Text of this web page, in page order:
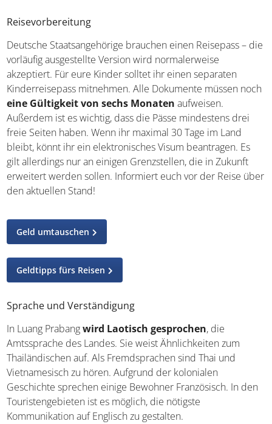
Reisevorbereitung
Deutsche Staatsangehörige brauchen einen Reisepass – die
vorläufig ausgestellte Version wird normalerweise
akzeptiert. Für eure Kinder solltet ihr einen separaten
Kinderreisepass mitnehmen. Alle Dokumente müssen noch
eine Gültigkeit von sechs Monaten aufweisen.
Außerdem ist es wichtig, dass die Pässe mindestens drei
freie Seiten haben. Wenn ihr maximal 30 Tage im Land
bleibt, könnt ihr ein elektronisches Visum beantragen. Es
gilt allerdings nur an einigen Grenzstellen, die in Zukunft
erweitert werden sollen. Informiert euch vor der Reise über
den aktuellen Stand!
Geld umtauschen
Geldtipps fürs Reisen
Sprache und Verständigung
In Luang Prabangwird Laotisch gesprochen, die
Amtssprache des Landes. Sie weist Ähnlichkeiten zum
Thailändischen auf. Als Fremdsprachen sind Thai und
Vietnamesisch zu hören. Aufgrund der kolonialen
Geschichte sprechen einige Bewohner Französisch. In den
Touristengebieten ist es möglich, die nötigste
Kommunikation auf Englisch zu gestalten.